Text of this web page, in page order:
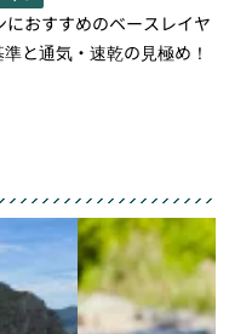
におすすめのベースレイヤ
と通気・速乾の見極め！